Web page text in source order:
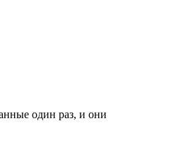
один раз, и они